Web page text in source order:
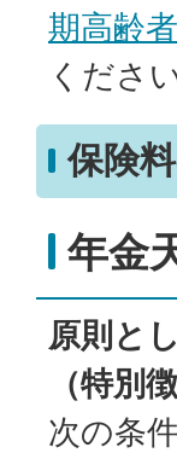
期高齢
ください
保険
年金
原則と
（特別
次の条